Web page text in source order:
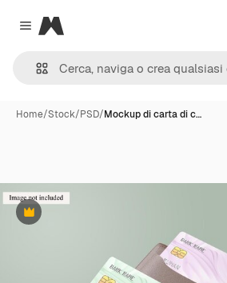
Close menu
Magnific
Home/Stock/PSD/Mockup di carta di c…
Premium